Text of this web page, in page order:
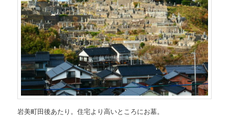
岩美町田後あたり。住宅より高いところにお墓。